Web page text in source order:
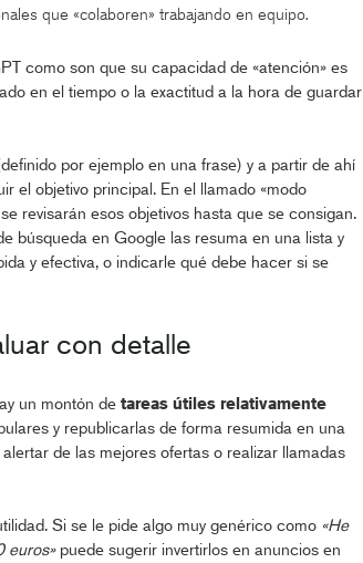
que «colaboren» trabajando en equipo.
como son que su capacidad de «atención» es
en el tiempo o la exactitud a la hora de guardar
por ejemplo en una frase) y a partir de ahí
el objetivo principal. En el llamado «modo
revisarán esos objetivos hasta que se consigan.
búsqueda en Google las resuma en una lista y
y efectiva, o indicarle qué debe hacer si se
con detalle
un montón de tareas útiles relativamente
y republicarlas de forma resumida en una
de las mejores ofertas o realizar llamadas
Si se le pide algo muy genérico como «He
euros»puede sugerir invertirlos en anuncios en